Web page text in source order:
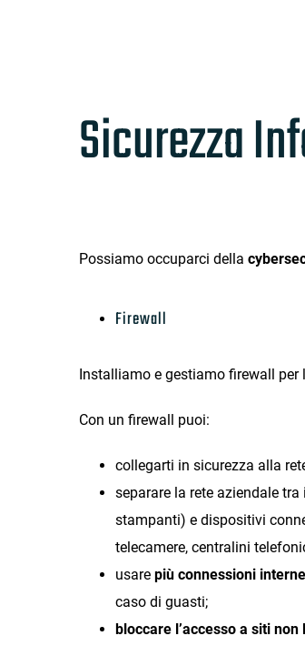
Sicurezza
Possiamo occuparci della
Firewall
Installiamo e gestiamo firewall per
Con un firewall puoi:
collegarti in sicurezza alla
separare la rete aziendale
stampanti) e dispositivi
telecamere, centralini
usare più connessioni
caso di guasti;
bloccare l’accesso a siti non